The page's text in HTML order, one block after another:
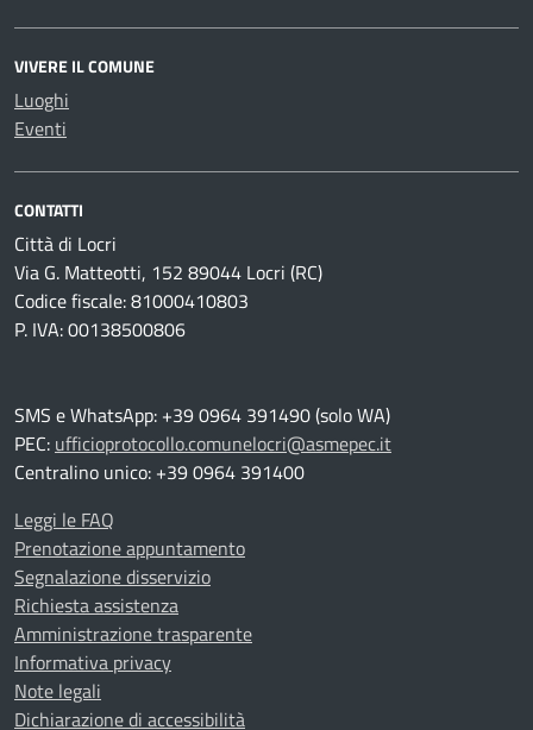
VIVERE IL COMUNE
Luoghi
Eventi
CONTATTI
Città di Locri
Via G. Matteotti, 152 89044 Locri (RC)
Codice fiscale: 81000410803
P. IVA: 00138500806
SMS e WhatsApp: +39 0964 391490 (solo WA)
PEC: ufficioprotocollo.comunelocri@asmepec.it
Centralino unico: +39 0964 391400
Leggi le FAQ
Prenotazione appuntamento
Segnalazione disservizio
Richiesta assistenza
Amministrazione trasparente
Informativa privacy
Note legali
Dichiarazione di accessibilità